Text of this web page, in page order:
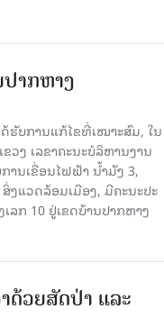
າກຫາງ
ຮັບການແກ້ໄຂທີ່ເໝາະສົມ, ໃນ
ວງ ເລຂາຄະນະບໍລິຫານງານ
ນເຂື່ອນໄຟຟ້າ ນໍ້າມັງ 3,
ແວດລ້ອມເມືອງ, ມີຄະນະປະ
ກ 10 ຢູ່ເຂດບ້ານປາກຫາງ
ດ້ວຍສັດປ່າ ແລະ